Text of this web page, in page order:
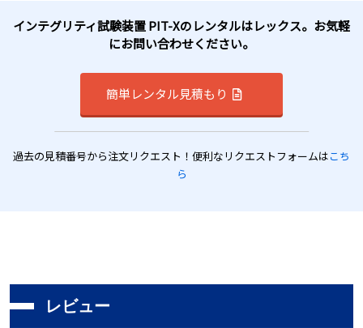
インテグリティ試験装置 PIT-Xのレンタルはレックス。お気軽
にお問い合わせください。
簡単レンタル見積もり
過去の見積番号から注文リクエスト！便利なリクエストフォームはこち
ら
レビュー